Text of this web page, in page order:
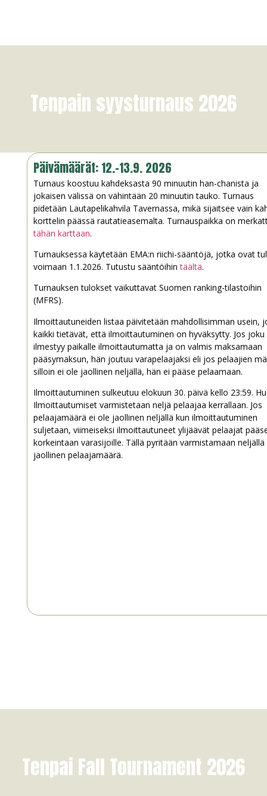
Tenpain syysturnaus 2026
Päivämäärät: 12.-13.9. 2026
Turnaus koostuu kahdeksasta 90 minuutin han-chanista ja
jokaisen välissä on vähintään 20 minuutin tauko. Turnaus
pidetään Lautapelikahvila Tavernassa, mikä sijaitsee vain
korttelin päässä rautatieasemalta. Turnauspaikka on
tähän karttaan.
Turnauksessa käytetään EMA:n riichi-sääntöjä, jotka ovat
voimaan 1.1.2026. Tutustu sääntöihintäältä.
Turnauksen tulokset vaikuttavat Suomen ranking-tilastoihin
(MFRS).
Ilmoittautuneiden listaa päivitetään mahdollisimman usein,
kaikki tietävät, että ilmoittautuminen on hyväksytty. Jos joku
ilmestyy paikalle ilmoittautumatta ja on valmis maksamaan
pääsymaksun, hän joutuu varapelaajaksi eli jos pelaajien
silloin ei ole jaollinen neljällä, hän ei pääse pelaamaan.
Ilmoittautuminen sulkeutuu elokuun 30. päivä kello 23:59.
Ilmoittautumiset varmistetaan neljä pelaajaa kerrallaan. Jos
pelaajamäärä ei ole jaollinen neljällä kun ilmoittautuminen
suljetaan, viimeiseksi ilmoittautuneet ylijäävät pelaajat
korkeintaan varasijoille. Tällä pyritään varmistamaan neljällä
jaollinen pelaajamäärä.
Tenpai Fall Tournament 2026